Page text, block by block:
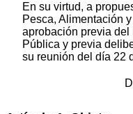
En su virtud, a
Pesca, Alimentación
aprobación previa
Pública y previa
su reunión del día 22